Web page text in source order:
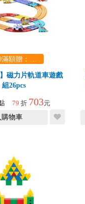
1800滿額贈：口袋玩具一份（隨機出貨） (summer read)
】磁力片軌道車遊戲
組26pcs
79 折 703元
購物車